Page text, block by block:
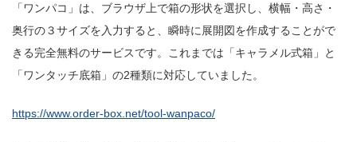
「ワンパコ」は、ブラウザ上で箱の形状を選択し、横幅・高さ・
奥行の３サイズを入力すると、瞬時に展開図を作成することがで
きる完全無料のサービスです。これまでは「キャラメル式箱」と
「ワンタッチ底箱」の2種類に対応していました。
https://www.order-box.net/tool-wanpaco/